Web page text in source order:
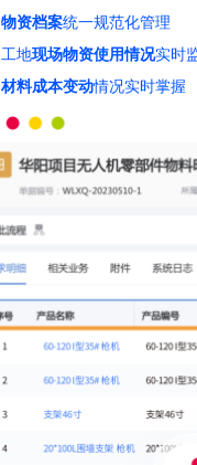
物资档案统一规范化管理
工地现场物资使用情况实时
材料成本变动情况实时掌握